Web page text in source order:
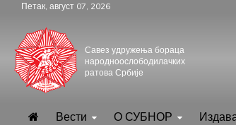
content
Петак, август 07, 2026
Савез удружења бораца
народноослободилачких
ратова Србије
СУБНОР
Вести О СУБНОР